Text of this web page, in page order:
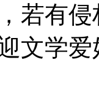
若有
文学